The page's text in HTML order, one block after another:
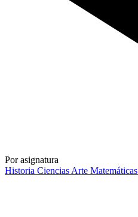
Por asignatura
Historia Ciencias Arte Matemáticas